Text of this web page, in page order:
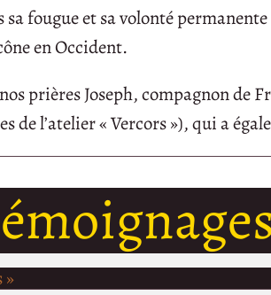
fougue et sa volonté
en Occident.
prières Joseph, compagnon de
de l’atelier « Vercors »), qui a
»